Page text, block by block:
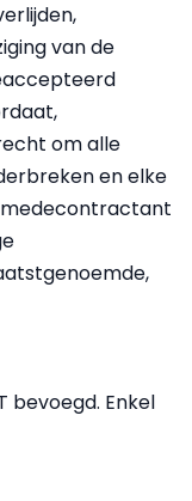
van de
om alle
en elke
bevoegd. Enkel